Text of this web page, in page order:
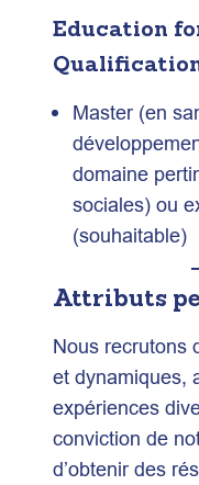
Education
Master (en
domaine
sociales) ou
(souhaitable)
Attributs
Nous recrutons
et dynamiques,
expériences
conviction de
d’obtenir des